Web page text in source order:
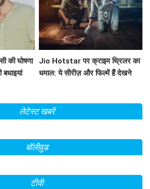
की घोषणा
बधाइयां
Jio Hotstar पर क्राइम थ्रिलर का
धमाल: ये सीरीज़ और फिल्में हैं देखने
लेटेस्ट खबरें
बॉलीवुड
टीवी